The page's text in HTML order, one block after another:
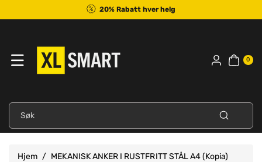
20% Rabatt hver helg
Søk
0
var
er
Hjem / MEKANISK ANKER I RUSTFRITT STÅL A4 (Kopia)